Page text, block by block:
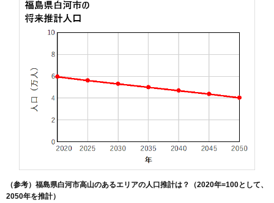
（参考）福島県白河市高山のあるエリアの人口推計は？（2020年=100として、
2050年を推計）